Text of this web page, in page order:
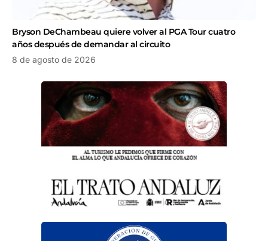
Bryson DeChambeau quiere volver al PGA Tour cuatro
años después de demandar al circuito
8 de agosto de 2026